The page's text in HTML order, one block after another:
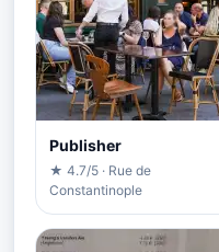
Publisher
★ 4.7/5 · Rue de
Constantinople